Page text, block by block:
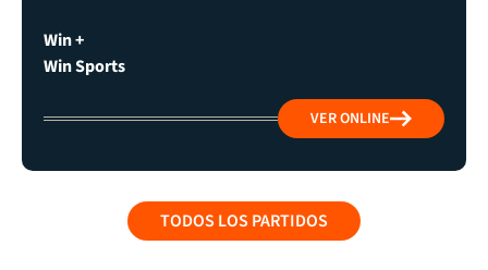
Win +
Win Sports
VER ONLINE
TODOS LOS PARTIDOS